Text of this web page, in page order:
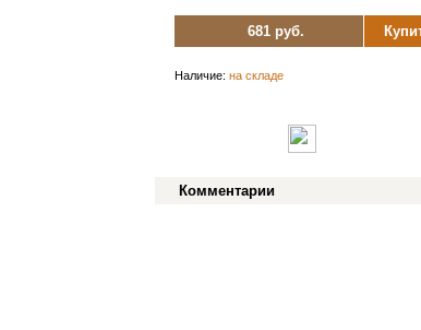
681 руб.
Наличие:на складе
Комментарии